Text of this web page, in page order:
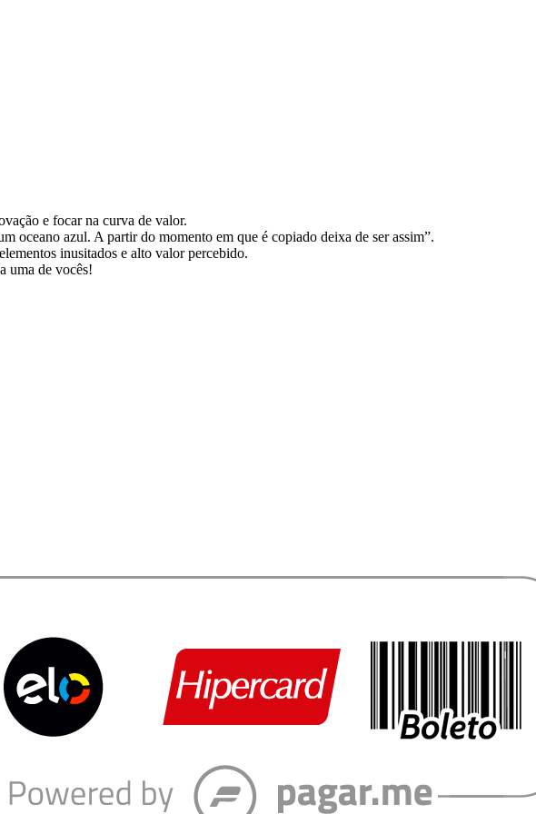
e focar na curva de valor.
oceano azul. A partir do momento em que é copiado deixa de ser assim”.
inusitados e alto valor percebido.
uma de vocês!